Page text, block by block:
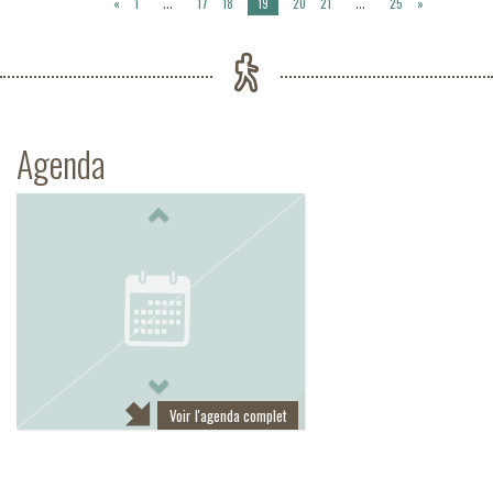
« 1 … 17 18 19 20 21 … 25 »
Agenda
Voir l'agenda complet